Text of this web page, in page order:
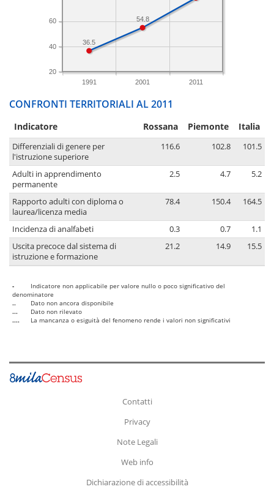
1991 2001 2011
20
40
60 54.8
36.5
CONFRONTI TERRITORIALI AL 2011
Indicatore Rossana Piemonte Italia
Differenziali di genere per
l'istruzione superiore
116.6 102.8 101.5
Adulti in apprendimento
permanente
2.5 4.7 5.2
Rapporto adulti con diploma o
laurea/licenza media
78.4 150.4 164.5
Incidenza di analfabeti 0.3 0.7
1.1
Uscita precoce dal sistema di
istruzione e formazione
21.2 14.9 15.5
-
Indicatore non applicabile per valore nullo o poco significativo del
denominatore
..
Dato non ancora disponibile
...
Dato non rilevato
....
La mancanza o esiguità del fenomeno rende i valori non significativi
Contatti
Privacy
Note Legali
Web info
Dichiarazione di accessibilità